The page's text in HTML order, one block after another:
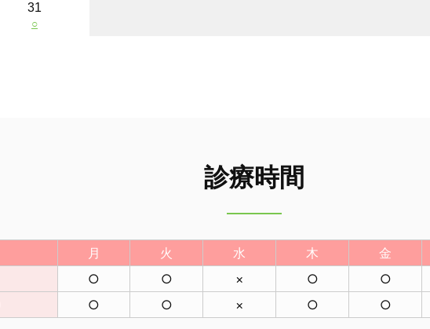
31
○
診療時間
月 火 水 木 金
○ ○ × ○ ○
○ ○ × ○ ○